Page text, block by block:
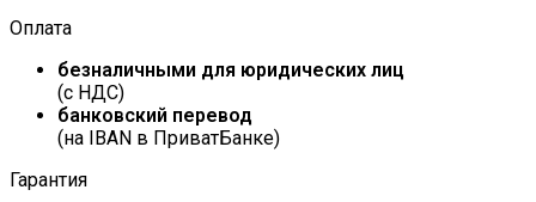
Оплата
безналичными для юридических лиц
(с НДС)
банковский перевод
(на IBAN в ПриватБанке)
Гарантия